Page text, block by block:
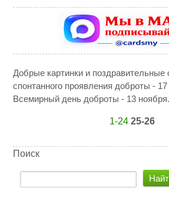
Добрые картинки и поздравительные
спонтанного проявления доброты -
Всемирный день доброты - 13 ноября.
1-24 25-26
Поиск